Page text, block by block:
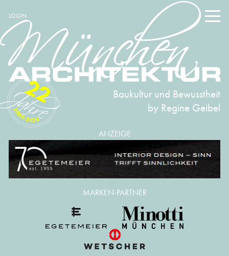
LOGIN
Baukultur und Bewusstheit
by Regine Geibel
2004-2026
22
ANZEIGE